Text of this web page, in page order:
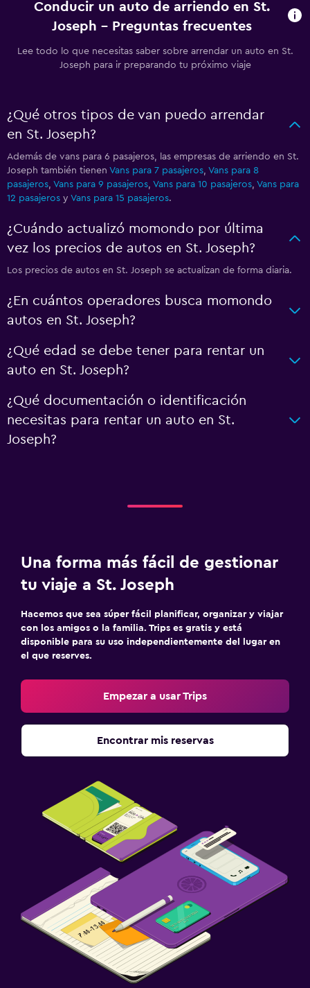
Conducir un auto de arriendo en St.
Joseph - Preguntas frecuentes
Lee todo lo que necesitas saber sobre arrendar un auto en St.
Joseph para ir preparando tu próximo viaje
¿Qué otros tipos de van puedo arrendar
en St. Joseph?
Además de vans para 6 pasajeros, las empresas de arriendo en St.
Joseph también tienen Vans para 7 pasajeros, Vans para 8
pasajeros, Vans para 9 pasajeros, Vans para 10 pasajeros, Vans para
12 pasajeros y Vans para 15 pasajeros.
¿Cuándo actualizó momondo por última
vez los precios de autos en St. Joseph?
Los precios de autos en St. Joseph se actualizan de forma diaria.
¿En cuántos operadores busca momondo
autos en St. Joseph?
¿Qué edad se debe tener para rentar un
auto en St. Joseph?
¿Qué documentación o identificación
necesitas para rentar un auto en St.
Joseph?
Una forma más fácil de gestionar
tu viaje a St. Joseph
Hacemos que sea súper fácil planificar, organizar y viajar
con los amigos o la familia. Trips es gratis y está
disponible para su uso independientemente del lugar en
el que reserves.
Empezar a usar Trips
Encontrar mis reservas